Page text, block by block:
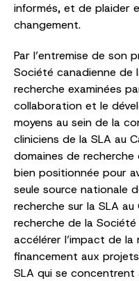
informés, et de plaider
changement.
Par l’entremise de son
Société canadienne de
recherche examinées
collaboration et le
moyens au sein de la
cliniciens de la SLA au
domaines de
bien positionnée pour
seule source nationale
recherche sur la SLA
recherche de la
accélérer l’impact de
financement aux
SLA qui se